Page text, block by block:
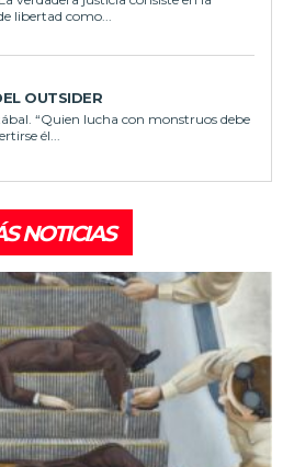
libertad como...
OUTSIDER
“Quien lucha con monstruos debe
él...
NOTICIAS